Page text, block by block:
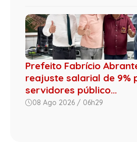
Prefeito Fabrício
reajuste salarial de 9%
servidores público...
08 Ago 2026 / 06h29